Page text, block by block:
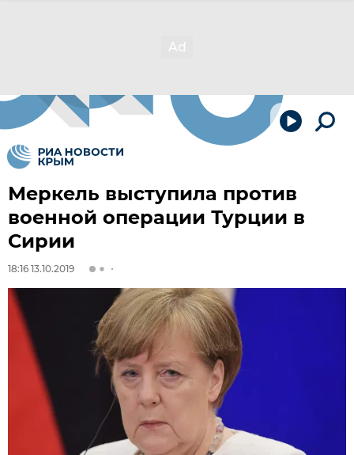
Меркель выступила против
военной операции Турции в
Сирии
18:16 13.10.2019